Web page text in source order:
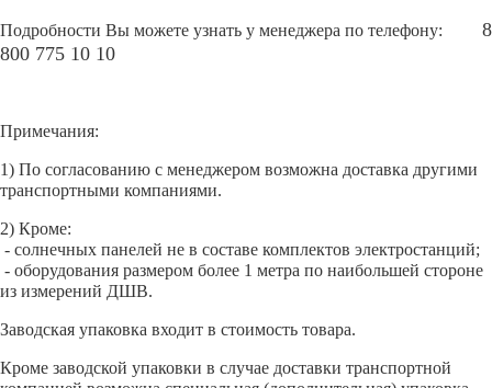
Подробности Вы можете узнать у менеджера по телефону:
8
800 775 10 10
Примечания:
1) По согласованию с менеджером возможна доставка другими
транспортными компаниями.
2) Кроме:
- солнечных панелей не в составе комплектов электростанций;
- оборудования размером более 1 метра по наибольшей стороне
из измерений ДШВ.
Заводская упаковка входит в стоимость товара.
Кроме заводской упаковки в случае доставки транспортной